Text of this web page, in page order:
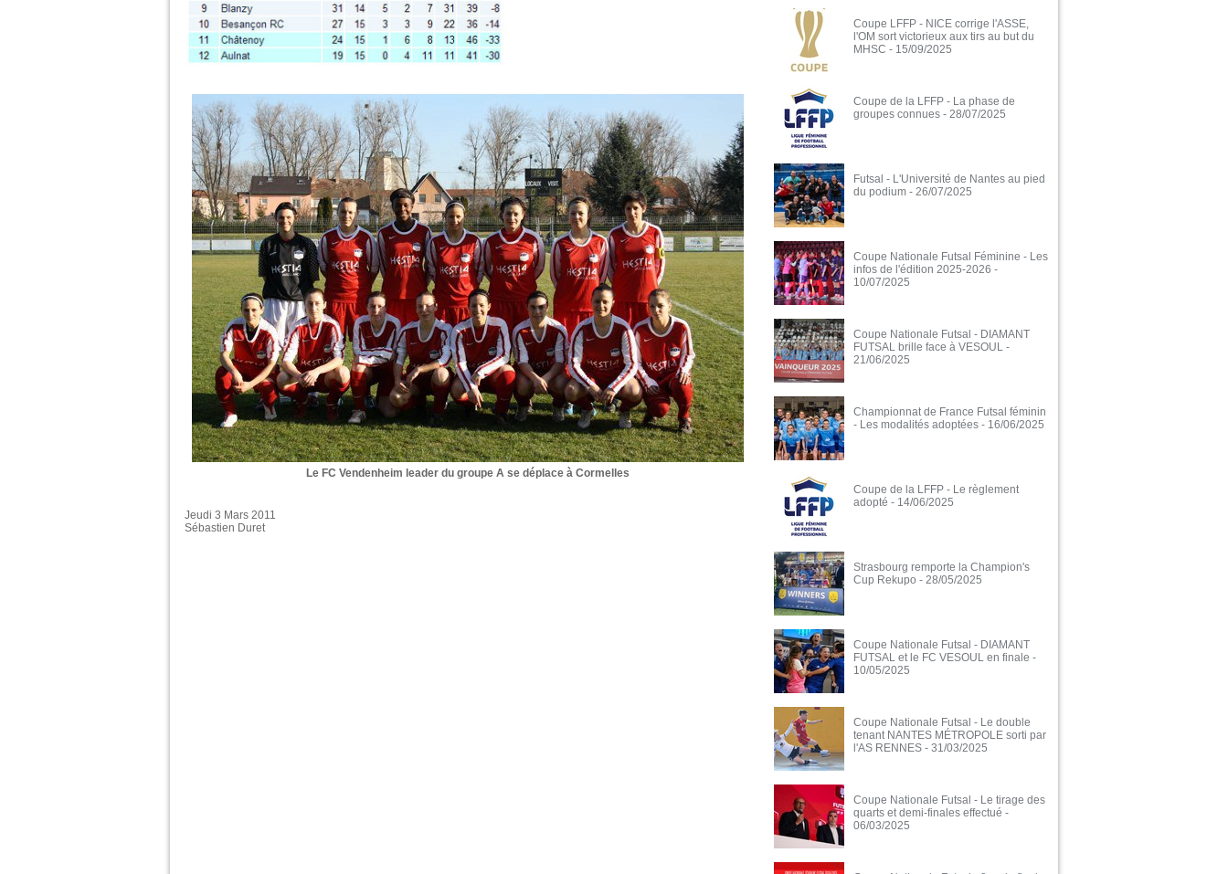
Le FC Vendenheim leader du groupe A se déplace à Cormelles
Jeudi 3 Mars 2011
Sébastien Duret
Coupe LFFP - NICE corrige l'ASSE,
l'OM sort victorieux aux tirs au but du
MHSC - 15/09/2025
Coupe de la LFFP - La phase de
groupes connues - 28/07/2025
Futsal - L'Université de Nantes au pied
du podium - 26/07/2025
Coupe Nationale Futsal Féminine - Les
infos de l'édition 2025-2026 -
10/07/2025
Coupe Nationale Futsal - DIAMANT
FUTSAL brille face à VESOUL -
21/06/2025
Championnat de France Futsal féminin
- Les modalités adoptées - 16/06/2025
Coupe de la LFFP - Le règlement
adopté - 14/06/2025
Strasbourg remporte la Champion's
Cup Rekupo - 28/05/2025
Coupe Nationale Futsal - DIAMANT
FUTSAL et le FC VESOUL en finale -
10/05/2025
Coupe Nationale Futsal - Le double
tenant NANTES MÉTROPOLE sorti par
l'AS RENNES - 31/03/2025
Coupe Nationale Futsal - Le tirage des
quarts et demi-finales effectué -
06/03/2025